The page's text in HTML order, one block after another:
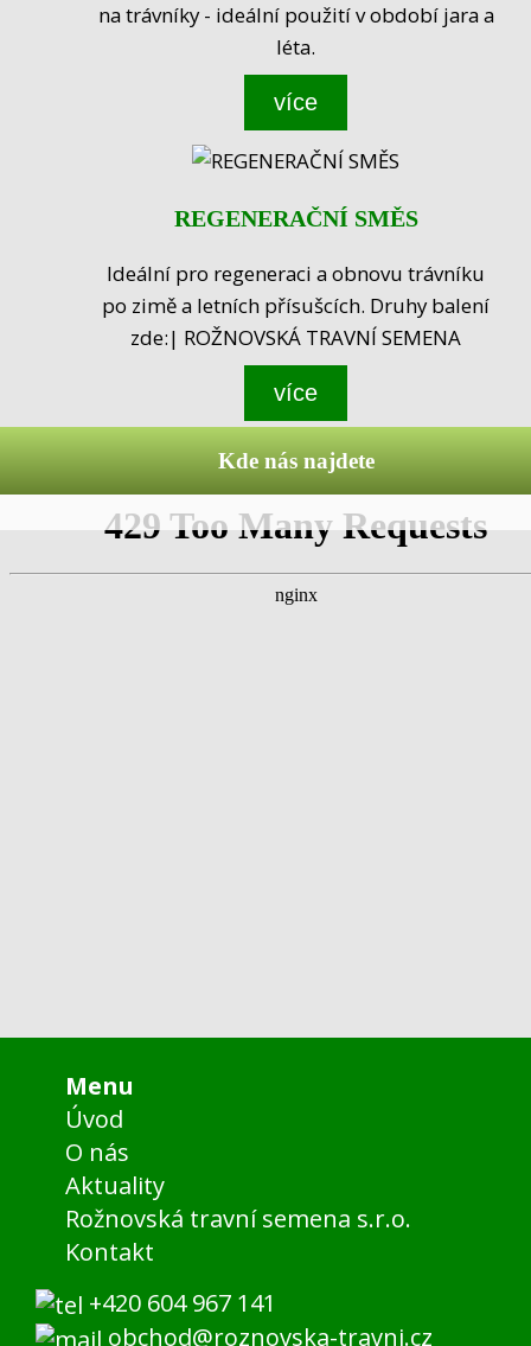
na trávníky - ideální použití v období jara a
léta.
více
REGENERAČNÍ SMĚS
Ideální pro regeneraci a obnovu trávníku
po zimě a letních přísušcích. Druhy balení
zde:| ROŽNOVSKÁ TRAVNÍ SEMENA
více
Kde nás najdete
Menu
Úvod
O nás
Aktuality
Rožnovská travní semena s.r.o.
Kontakt
+420 604 967 141
obchod@roznovska-travni.cz